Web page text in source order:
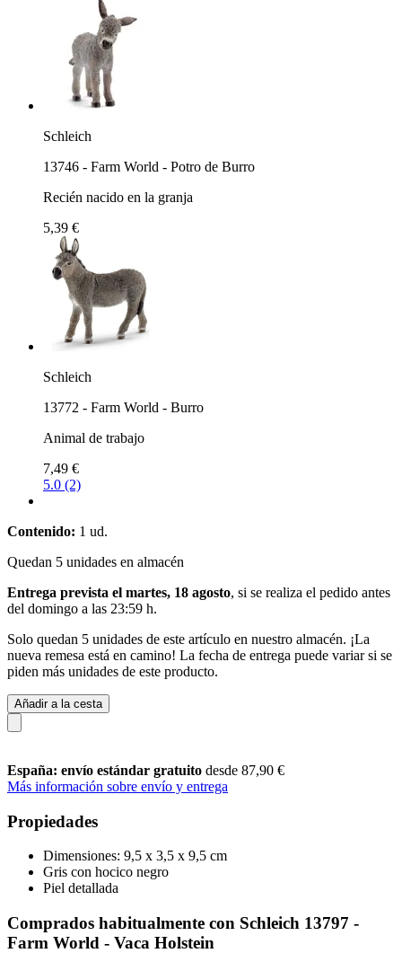
Schleich
13746 - Farm World - Potro de Burro
Recién nacido en la granja
5,39 €
Schleich
13772 - Farm World - Burro
Animal de trabajo
7,49 €
5.0 (2)
Contenido: 1 ud.
Quedan 5 unidades en almacén
Entrega prevista el martes, 18 agosto, si se realiza el pedido antes
del domingo a las 23:59 h.
Solo quedan 5 unidades de este artículo en nuestro almacén. ¡La
nueva remesa está en camino! La fecha de entrega puede variar si se
piden más unidades de este producto.
Añadir a la cesta
España: envío estándar gratuito desde 87,90 €
Más información sobre envío y entrega
Propiedades
Dimensiones: 9,5 x 3,5 x 9,5 cm
Gris con hocico negro
Piel detallada
Comprados habitualmente con Schleich 13797 -
Farm World - Vaca Holstein